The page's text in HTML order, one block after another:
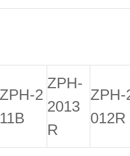
ZPH-2
11B
ZPH-
2013
R
ZPH-
012R